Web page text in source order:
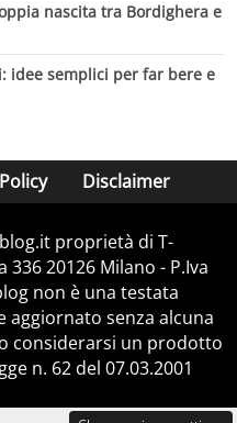
nascita tra Bordighera e
idee semplici per far bere e
Disclaimer
proprietà di T-
336 20126 Milano - P.Iva
non è una testata
aggiornato senza alcuna
considerarsi un prodotto
n. 62 del 07.03.2001